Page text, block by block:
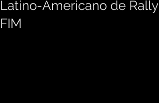
Latino-Americano de Rally
FIM